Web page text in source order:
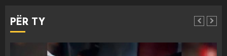
PËR TY
4
silenciator në Sarandë, jepet
masa e sigurisë për 5 të rinjtë